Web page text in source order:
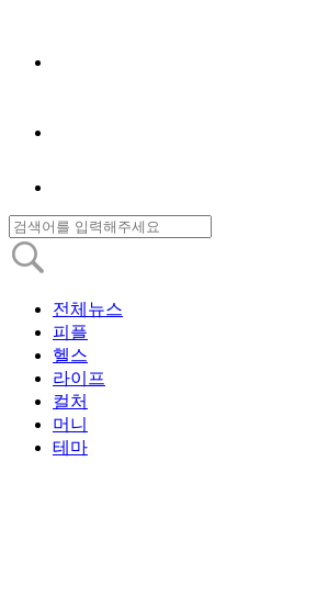
전체뉴스
피플
헬스
라이프
컬처
머니
테마